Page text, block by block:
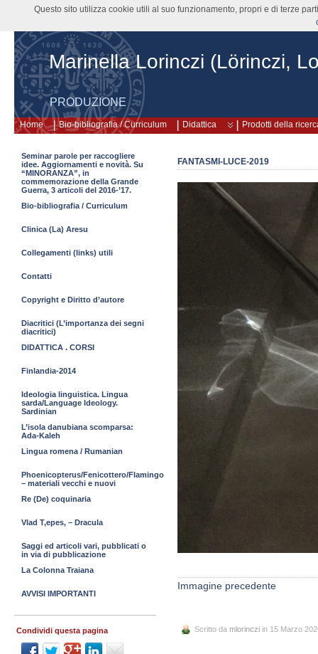
Marinella Lorinczi (Lörinczi,
PRODUZIONE
Home Bio-bibliografia / Curriculum Didattica Prodotti della
FANTASMI-LUCE-2019
Immagine precedente
Scritto da mlorinczi in 15 Marzo
Seminar parole per raccogliere
idee. Aggiornamenti e novità. Su
“MINORANZA”, in
commemorazione della Grande
Guerra, 3 articoli del 2016-’17.
Bio-bibliografia / Curriculum
Clinica (La) Aresu
Collegamenti (links) utili
Contatti
Copyright e Diritto d’autore
Diacritici (L’importanza dei segni
diacritici)
DIDATTICA . CORSI
Finlandia-2014
Ideologia linguistica. Lingua
sarda/Language Ideology.
Sardinian
L’isola danubiana scomparsa:
Ada-Kaleh
Lingua romena / Rumanian
Phoenicopterus/Fenicottero/Flamingo
– materiali vecchi e nuovi
Re (De) coquinaria
Vlad T,epes, – Dracula
Saggi ed articoli vari, pubblicati o
in via di pubblicazione
La Colonna Traiana
AVVISI IMPORTANTI
Condividi questa pagina
Questo sito utilizza cookie utili al suo funzionamento, propri e di terze